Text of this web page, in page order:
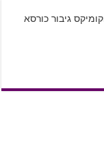
גיבור כורסא